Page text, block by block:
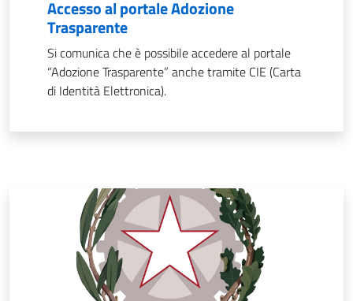
Accesso al portale Adozione
Trasparente
Si comunica che è possibile accedere al portale
“Adozione Trasparente” anche tramite CIE (Carta
di Identità Elettronica).